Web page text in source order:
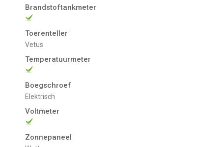
Brandstoftankmeter
Toerenteller
Vetus
Temperatuurmeter
Boegschroef
Elektrisch
Voltmeter
Zonnepaneel